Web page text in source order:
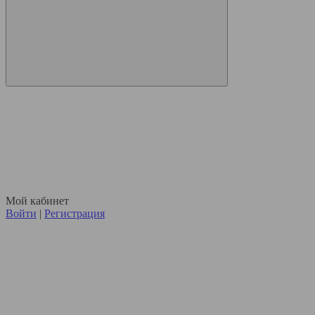
Мой кабинет
Войти | Регистрация